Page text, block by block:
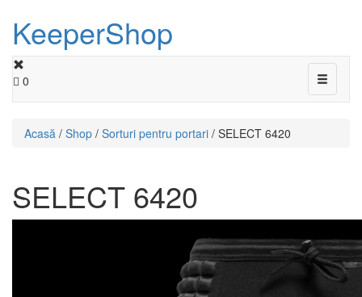
KeeperShop
Toggle
0
Acasă / Shop / Sorturi pentru portari / SELECT 6420
SELECT 6420